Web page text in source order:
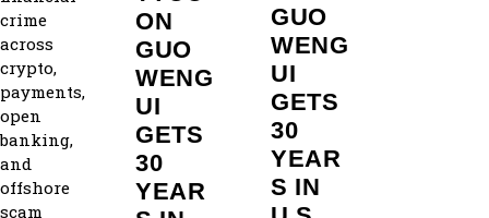
crime
across
crypto,
payments,
open
banking,
and
offshore
scam
ON
GUO
WENG
UI
GETS
30
YEAR
GUO
WENG
UI
GETS
30
YEAR
S IN